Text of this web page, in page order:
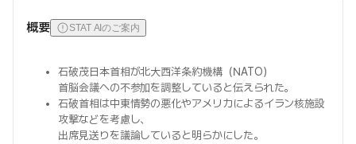
概要 STAT AIのご案内
石破茂日本首相が北大西洋条約機構（NATO）
首脳会議への不参加を調整していると伝えられた。
石破首相は中東情勢の悪化やアメリカによるイラン核施設
攻撃などを考慮し、
出席見送りを議論していると明らかにした。